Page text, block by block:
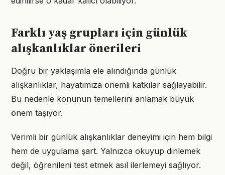
Farklı yaş grupları için günlük
alışkanlıklar önerileri
Doğru bir yaklaşımla ele alındığında günlük
alışkanlıklar, hayatımıza önemli katkılar sağlayabilir.
Bu nedenle konunun temellerini anlamak büyük
önem taşıyor.
Verimli bir günlük alışkanlıklar deneyimi için hem bilgi
hem de uygulama şart. Yalnızca okuyup dinlemek
değil, öğrenileni test etmek asıl ilerlemeyi sağlıyor.